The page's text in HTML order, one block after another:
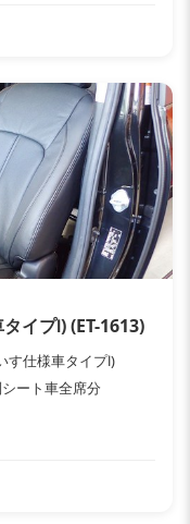
イプⅠ) (ET-1613)
す仕様車タイプⅠ)
ート車全席分